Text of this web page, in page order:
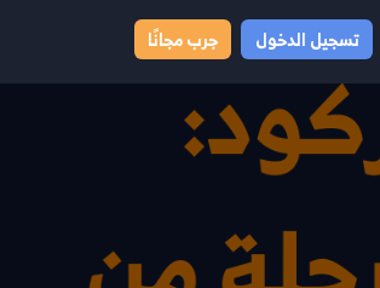
تسجيل الدخول جرب مجانًا